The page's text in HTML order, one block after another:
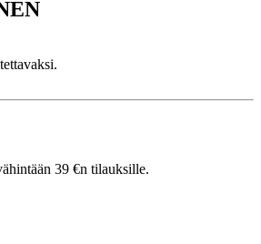
39 €n tilauksille.